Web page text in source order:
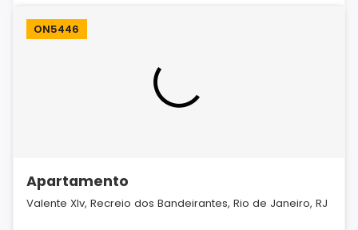
ON5446
Apartamento
Valente XIv, Recreio dos Bandeirantes, Rio de Janeiro, RJ